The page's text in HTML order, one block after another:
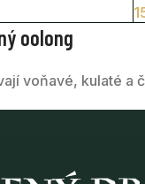
oolong
voňavé, kulaté a